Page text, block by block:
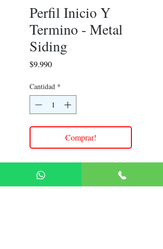
Perfil Inicio Y
Termino - Metal
Siding
$9.990Precio
Cantidad *
Comprar!
Color: Blanco, Gris y Negro